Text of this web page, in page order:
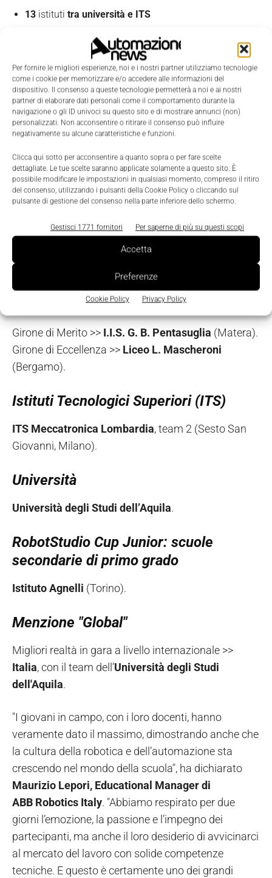
Per fornire le migliori esperienze, noi e i nostri partner utilizziamo tecnologie
come i cookie per memorizzare e/o accedere alle informazioni del
dispositivo. Il consenso a queste tecnologie permetterà a noi e ai nostri
partner di elaborare dati personali come il comportamento durante la
navigazione o gli ID univoci su questo sito e di mostrare annunci (non)
personalizzati. Non acconsentire o ritirare il consenso può influire
negativamente su alcune caratteristiche e funzioni.
Clicca qui sotto per acconsentire a quanto sopra o per fare scelte
dettagliate. Le tue scelte saranno applicate solamente a questo sito. È
possibile modificare le impostazioni in qualsiasi momento, compreso il ritiro
del consenso, utilizzando i pulsanti della Cookie Policy o cliccando sul
pulsante di gestione del consenso nella parte inferiore dello schermo.
Gestisci 1771 fornitori Per saperne di più su questi scopi
Accetta
Preferenze
Cookie Policy Privacy Policy
13 istituti tra università e ITS
da Repubblica Ceca, Cina e Spagna
"Sono orgoglioso della crescita di questa iniziativa,
sia in termini geografici, sia di studenti e istituiti
scolastici coinvolti. È una grande soddisfazione
vedere crescere in modo così importante la nostra
iniziativa RoboStudio Cup, che ci permette di farci
portatori dellaparola roboticalungo il Paese e di
promuovere la formazione dei professionisti di
domani", ha commentato Leani durante le
premiazioni.
Durante la cerimonia conclusiva, il 13 maggio al
Centro Congressi Giovanni XXIII di Bergamo, sono
stati proclamati
i vincitori, per le diverse categorie.
Scuole secondarie di II grado
Girone di Merito >> I.I.S. G. B. Pentasuglia (Matera).
Girone di Eccellenza >> Liceo L. Mascheroni
(Bergamo).
Istituti Tecnologici Superiori (ITS)
ITS Meccatronica Lombardia, team 2 (Sesto San
Giovanni, Milano).
Università
Università degli Studi dell’Aquila.
RobotStudio Cup Junior: scuole
secondarie di primo grado
Istituto Agnelli (Torino).
Menzione "Global"
Migliori realtà in gara a livello internazionale >>
Italia, con il team dell’Università degli Studi
dell'Aquila.
"I giovani in campo, con i loro docenti, hanno
veramente dato il massimo, dimostrando anche che
la cultura della robotica e dell’automazione sta
crescendo nel mondo della scuola", ha dichiarato
Maurizio Lepori, Educational Manager di
ABB Robotics Italy. "Abbiamo respirato per due
giorni l’emozione, la passione e l’impegno dei
partecipanti, ma anche il loro desiderio di avvicinarci
al mercato del lavoro con solide competenze
tecniche. E questo è certamente uno dei grandi